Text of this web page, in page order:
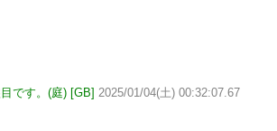
です。(庭) [GB] 2025/01/04(土) 00:32:07.67